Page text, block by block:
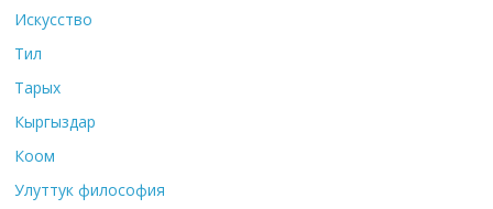
Искусство
Тил
Тарых
Кыргыздар
Коом
Улуттук философия